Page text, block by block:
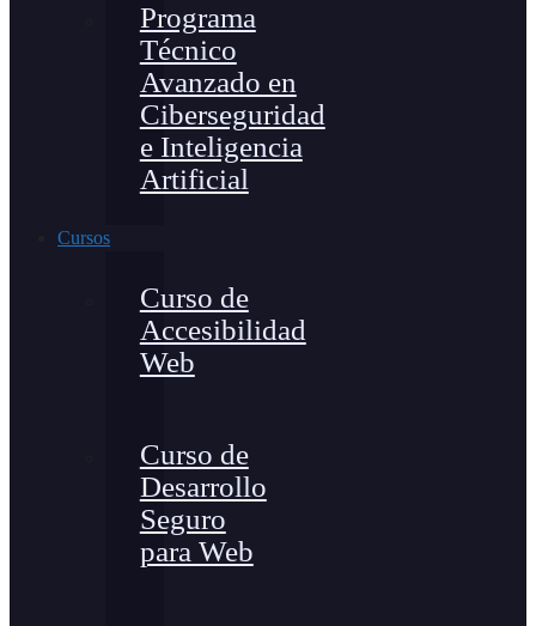
Programa
Técnico
Avanzado en
Ciberseguridad
e Inteligencia
Artificial
Cursos
Curso de
Accesibilidad
Web
Curso de
Desarrollo
Seguro
para Web